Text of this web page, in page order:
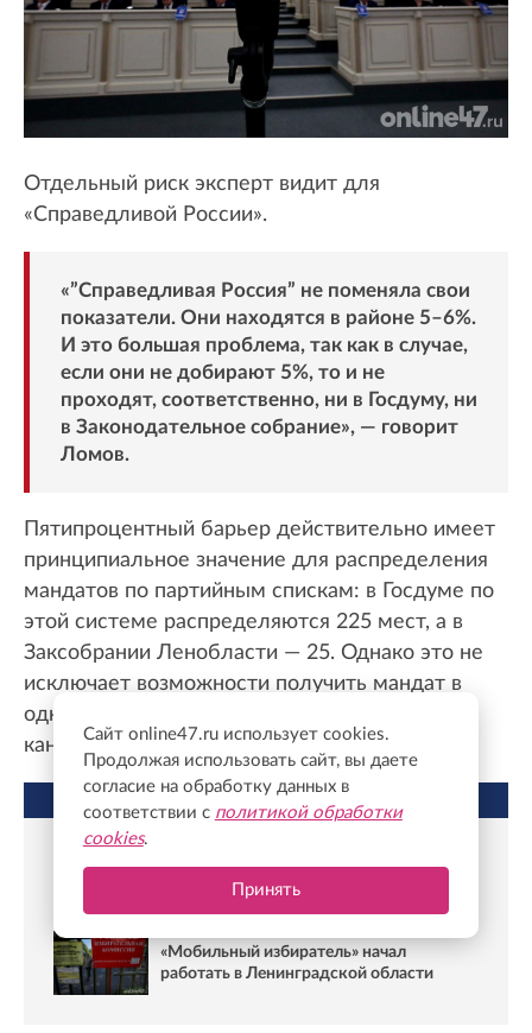
Отдельный риск эксперт видит для
«Справедливой России».
«”Справедливая Россия” не поменяла свои
показатели. Они находятся в районе 5–6%.
И это большая проблема, так как в случае,
если они не добирают 5%, то и не
проходят, соответственно, ни в Госдуму, ни
в Законодательное собрание», — говорит
Ломов.
Пятипроцентный барьер действительно имеет
принципиальное значение для распределения
мандатов по партийным спискам: в Госдуме по
этой системе распределяются 225 мест, а в
Заксобрании Ленобласти — 25. Однако это не
исключает возможности получить мандат в
одномандатном округе: там партии и
кандидаты участвуют в отдельной борьбе.
удобный участок для голосования через
«Мобильный избиратель» начал
работать в Ленинградской области
Сайт online47.ru использует cookies.
Продолжая использовать сайт, вы даете
согласие на обработку данных в
соответствии с политикой обработки
cookies.
Принять